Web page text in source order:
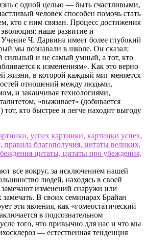
с одной целью — быть счастливыми,
человек способен помочь стать
кто с ним связан. Процесс достижения
наше развитие и
Ч. Дарвина имеет более глубокий
мы познавали в школе. Он сказал:
сильный и не самый умный, а тот, кто
к изменениям». Как это верно
жизни, в которой каждый миг меняется
отношений между людьми,
и заканчивая технологиями,
«выживает» (добивается
тот, кто быстрее и легче находит выгоду
все вокруг, за исключением нашей
людей, находясь в своей
изменений снаружи или
замечать. В своих семинарах Брайан
эти явления, как «гомеостатический
в подсознательном
того, что привычно для нас и что мы
— естественная тенденция